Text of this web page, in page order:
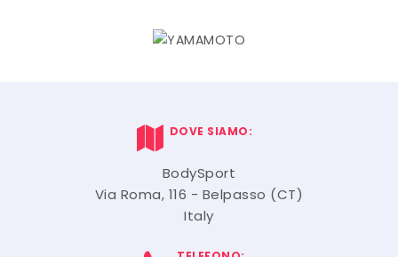
DOVE SIAMO:
BodySport
Via Roma, 116 - Belpasso (CT)
Italy